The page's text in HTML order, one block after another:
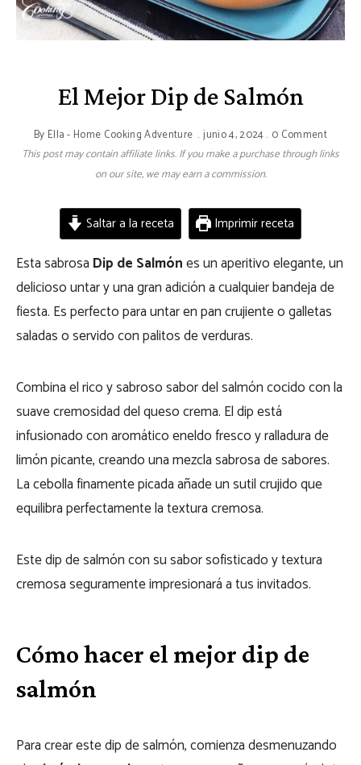
El Mejor Dip de Salmón
By Ella - Home Cooking Adventure junio 4, 2024 0 Comment
This post may contain affiliate links. If you make a purchase through links
on our site, we may earn a commission.
Saltar a la receta Imprimir receta
Esta sabrosa Dip de Salmónes un aperitivo elegante, un
delicioso untar y una gran adición a cualquier bandeja de
fiesta. Es perfecto para untar en pan crujiente o galletas
saladas o servido con palitos de verduras.
Combina el rico y sabroso sabor del salmón cocido con la
suave cremosidad del queso crema. El dip está
infusionado con aromático eneldo fresco y ralladura de
limón picante, creando una mezcla sabrosa de sabores.
La cebolla finamente picada añade un sutil crujido que
equilibra perfectamente la textura cremosa.
Este dip de salmón con su sabor sofisticado y textura
cremosa seguramente impresionará a tus invitados.
Cómo hacer el mejor dip de
salmón
Para crear este dip de salmón, comienza desmenuzando